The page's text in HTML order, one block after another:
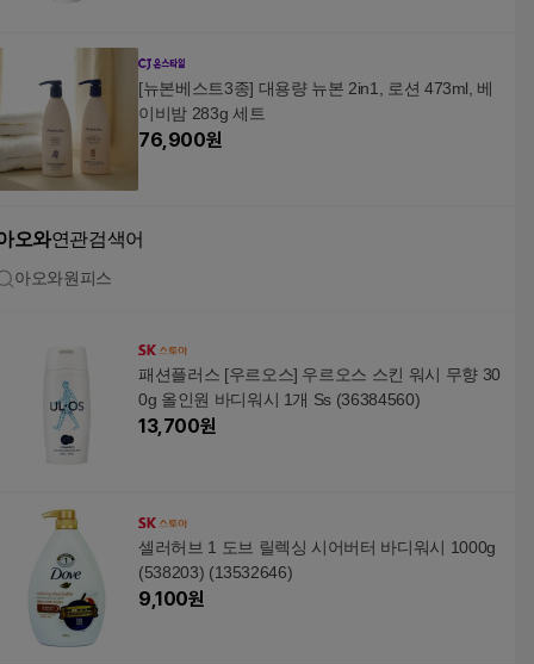
[뉴본베스트3종] 대용량 뉴본 2in1, 로션 473ml, 베
이비밤 283g 세트
76,900원
오와연관검색어
아오와원피스
패션플러스 [우르오스] 우르오스 스킨 워시 무향 30
0g 올인원 바디워시 1개 Ss (36384560)
13,700원
셀러허브 1 도브 릴렉싱 시어버터 바디워시 1000g
(538203) (13532646)
9,100원